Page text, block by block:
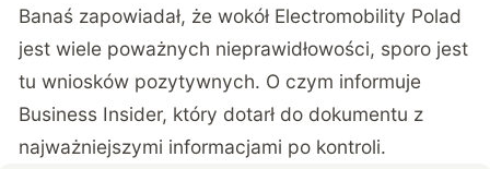
Banaś zapowiadał, że wokół Electromobility Polad
jest wiele poważnych nieprawidłowości, sporo jest
tu wniosków pozytywnych. O czym informuje
Business Insider, który dotarł do dokumentu z
najważniejszymi informacjami po kontroli.